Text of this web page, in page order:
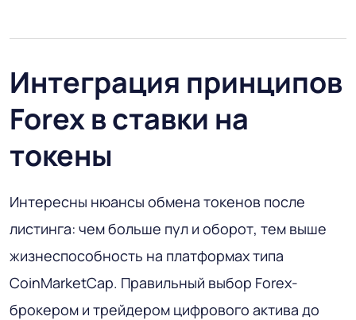
Интеграция принципов
Forex в ставки на
токены
Интересны нюансы обмена токенов после
листинга: чем больше пул и оборот, тем выше
жизнеспособность на платформах типа
CoinMarketCap. Правильный выбор Forex-
брокером и трейдером цифрового актива до